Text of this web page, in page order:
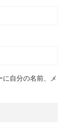
自分の名前、メ